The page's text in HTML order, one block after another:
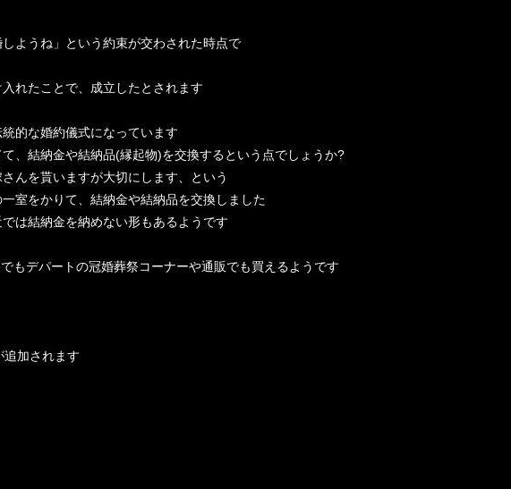
ようね」という約束が交わされた時点で
れたことで、成立したとされます
的な婚約儀式になっています
、結納金や結納品(縁起物)を交換するという点でしょうか?
んを貰いますが大切にします、という
室をかりて、結納金や結納品を交換しました
は結納金を納めない形もあるようです
もデパートの冠婚葬祭コーナーや通販でも買えるようです
加されます